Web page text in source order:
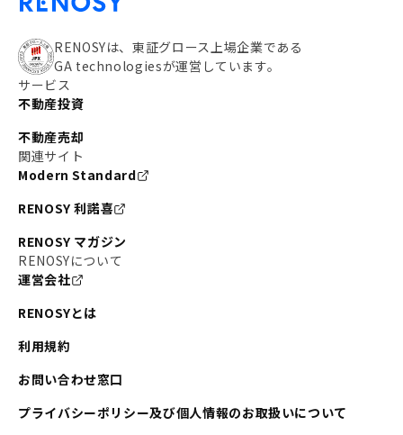
RENOSYは、東証グロース上場企業である
GA technologiesが運営しています。
サービス
不動産投資
不動産売却
関連サイト
Modern Standard
RENOSY 利諾喜
RENOSY マガジン
RENOSYについて
運営会社
RENOSYとは
利用規約
お問い合わせ窓口
プライバシーポリシー及び個人情報のお取扱いについて